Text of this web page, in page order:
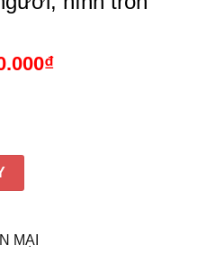
₫Giá
1m8 số lượng
MẠI